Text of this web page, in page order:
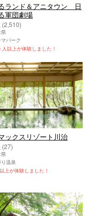
川温泉
ランド＆アニタウン 日
軍団劇場
(2,510)
パーク
以上が体験しました！
川温泉
ックスリゾート川治
(27)
温泉
上が体験しました！